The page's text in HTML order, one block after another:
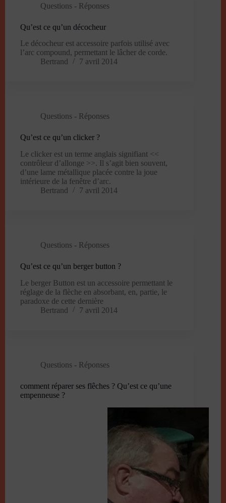
Questions - Réponses
Qu’est ce qu’un décocheur
Le décocheur est accessoire parfois utilisé avec
l’arc compound, permettant le lâcher de corde.
Bertrand
7 avril 2014
Questions - Réponses
Qu’est ce qu’un clicker ?
Le clicker est un terme anglais signifiant <<
contrôleur d’allonge >>. Il s’agit bien souvent,
d’une lame métallique placée contre la joue
intérieure de la fenêtre d’arc.
Bertrand
7 avril 2014
Questions - Réponses
Qu’est ce qu’un berger button ?
Le berger Button est un accessoire permettant le
réglage de la flèche en absorbant, en, partie, le
paradoxe de cette dernière
Bertrand
7 avril 2014
Questions - Réponses
comment réparer ses flêches ? Qu’est ce qu’une
empenneuse ?